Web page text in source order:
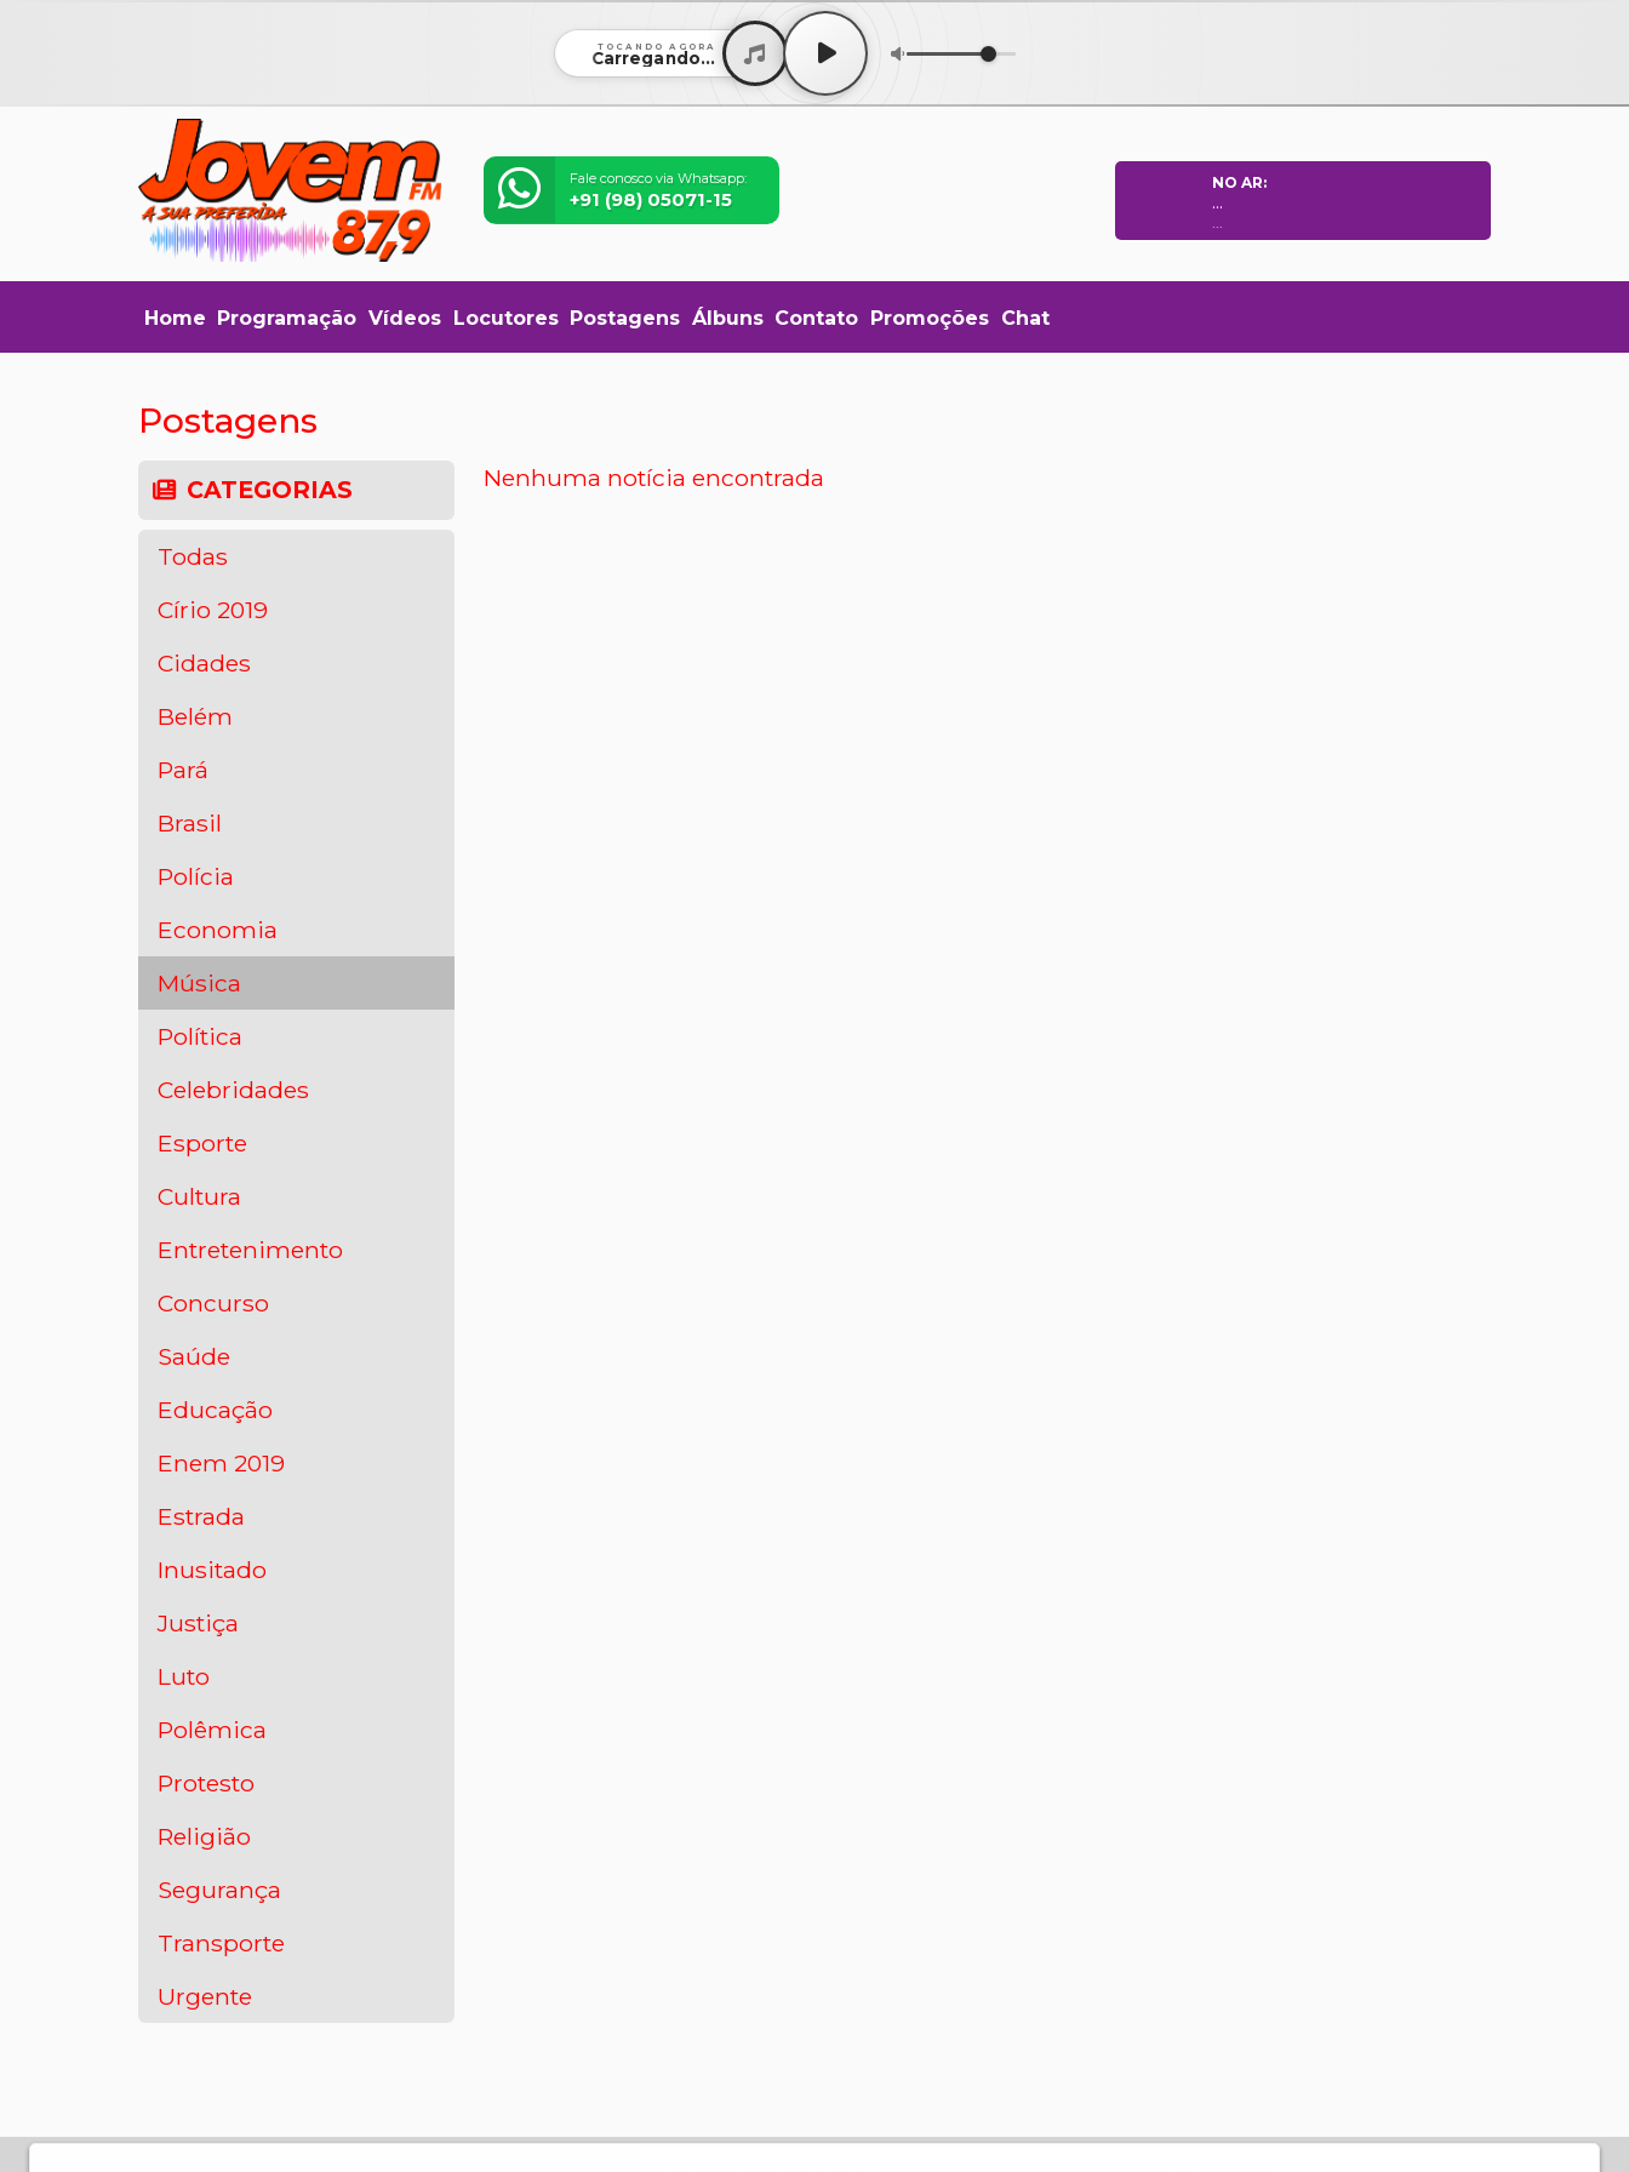
TOCANDO AGORA
Carregando...
Fale conosco via Whatsapp:
+91 (98) 05071-15
NO AR:
...
Home Programação Vídeos Locutores Postagens Álbuns Contato Promoções Chat
Postagens
CATEGORIAS
Todas
Círio 2019
Cidades
Belém
Pará
Brasil
Polícia
Economia
Música
Política
Celebridades
Esporte
Cultura
Entretenimento
Concurso
Saúde
Educação
Enem 2019
Estrada
Inusitado
Justiça
Luto
Polêmica
Protesto
Religião
Segurança
Transporte
Urgente
Nenhuma notícia encontrada